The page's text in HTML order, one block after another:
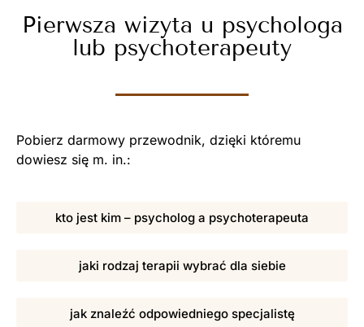
Pierwsza wizyta u psychologa
lub psychoterapeuty
Pobierz darmowy przewodnik, dzięki któremu
dowiesz się m. in.:
kto jest kim – psycholog a psychoterapeuta
jaki rodzaj terapii wybrać dla siebie
jak znaleźć odpowiedniego specjalistę